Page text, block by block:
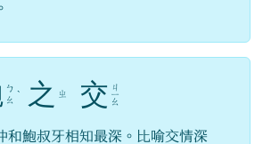
ㄅ
ㄠ ˋ 之 ㄓ 交 ㄐ
ㄧ
ㄠ
和鮑叔牙相知最深。比喻交情深